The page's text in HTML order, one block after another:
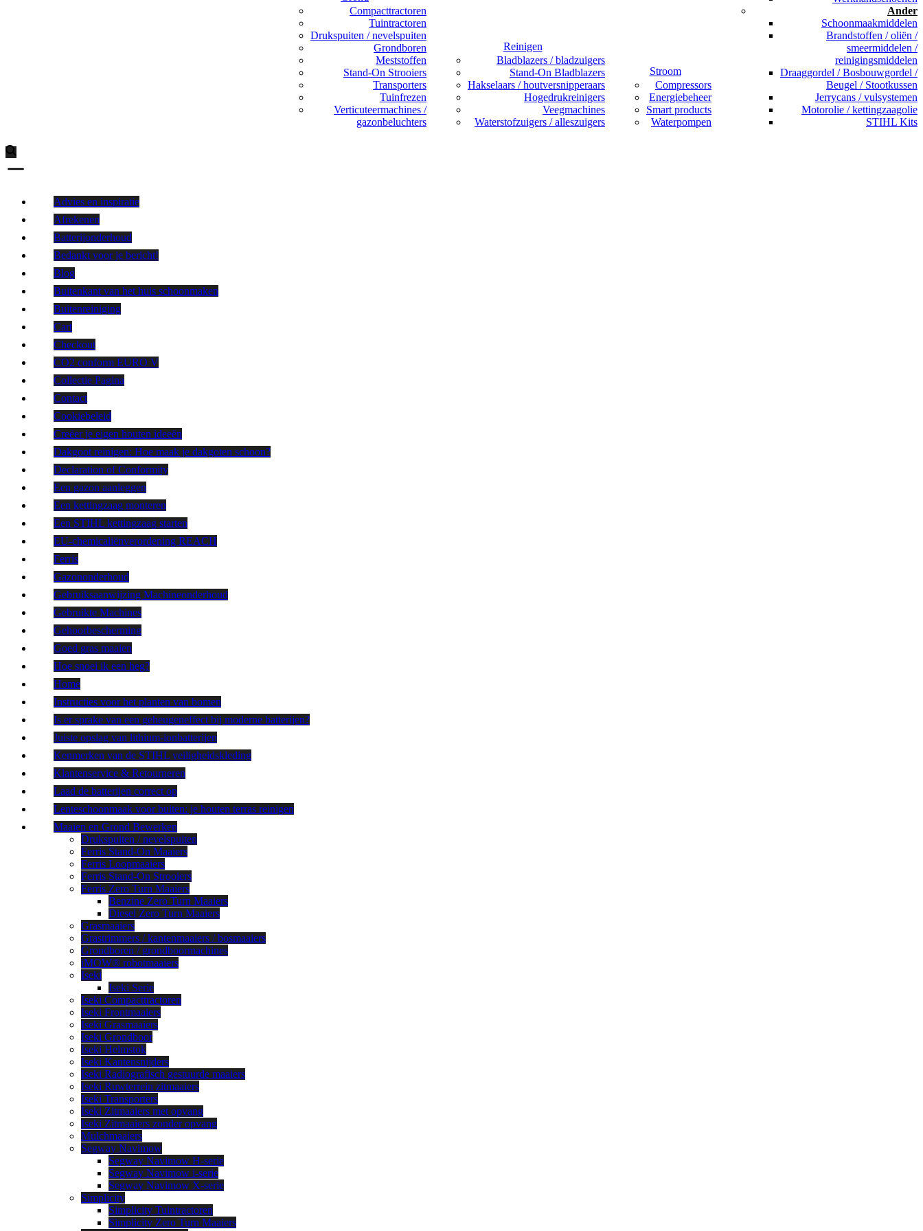
Compacttractoren
Tuintractoren
Drukspuiten / nevelspuiten
Grondboren
Meststoffen
Stand-On Strooiers
Transporters
Tuinfrezen
Verticuteermachines /
gazonbeluchters
Reinigen
Bladblazers / bladzuigers
Stand-On Bladblazers
Hakselaars / houtversnipperaars
Hogedrukreinigers
Veegmachines
Waterstofzuigers / alleszuigers
Stroom
Compressors
Energiebeheer
Smart products
Waterpompen
Ander
Schoonmaakmiddelen
Brandstoffen / oliën /
smeermiddelen /
reinigingsmiddelen
Draaggordel / Bosbouwgordel /
Beugel / Stootkussen
Jerrycans / vulsystemen
Motorolie / kettingzaagolie
STIHL Kits
Advies en inspiratie
Afrekenen
Batterijonderhoud
Bedankt voor je bericht!
Blog
Buitenkant van het huis schoonmaken
Buitenreiniging
Cart
Checkout
CO2 conform EURO V
Collectie Pagina
Contact
Cookiebeleid
Creëer je eigen houten ideeën
Dakgoot reinigen: Hoe maak je dakgoten schoon?
Declaration of Conformity
Een gazon aanleggen
Een kettingzaag monteren
Een STIHL kettingzaag starten
EU-chemicaliënverordening REACH
Ferris
Gazononderhoud
Gebruiksaanwijzing Machineonderhoud
Gebruikte Machines
Gehoorbescherming
Goed gras maaien
Hoe snoei ik een heg?
Home
Instructies voor het planten van bomen
Is er sprake van een geheugeneffect bij moderne batterijen?
Juiste opslag van lithium-ionbatterijen
Kenmerken van de STIHL veiligheidskleding
Klantenservice & Retourneren
Laad de batterijen correct op
Lenteschoonmaak voor buiten: je houten terras reinigen
Maaien en Grond Bewerken
Drukspuiten / nevelspuiten
Ferris Stand-On Maaiers
Ferris Loopmaaiers
Ferris Stand-On Strooiers
Ferris Zero Turn Maaiers
Benzine Zero Turn Maaiers
Diesel Zero Turn Maaiers
Grasmaaiers
Grastrimmers / kantenmaaiers / bosmaaiers
Grondboren / grondboormachines
iMOW® robotmaaiers
Iseki
Iseki Serie
Iseki Compacttractoren
Iseki Frontmaaiers
Iseki Grasmaaiers
Iseki Grondboor
Iseki Helmstok
Iseki Kantensnijders
Iseki Radiografisch gestuurde maaiers
Iseki Ruwterrein zitmaaiers
Iseki Transporters
Iseki Zitmaaiers met opvang
Iseki Zitmaaiers zonder opvang
Mulchmaaiers
Segway Navimow
Segway Navimow H-serie
Segway Navimow i-serie
Segway Navimow X-serie
Simplicity
Simplicity Tuintractoren
Simplicity Zero Turn Maaiers